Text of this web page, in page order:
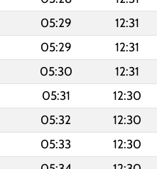
05:29 12:31
05:29 12:31
05:30 12:31
05:31 12:30
05:32 12:30
05:33 12:30